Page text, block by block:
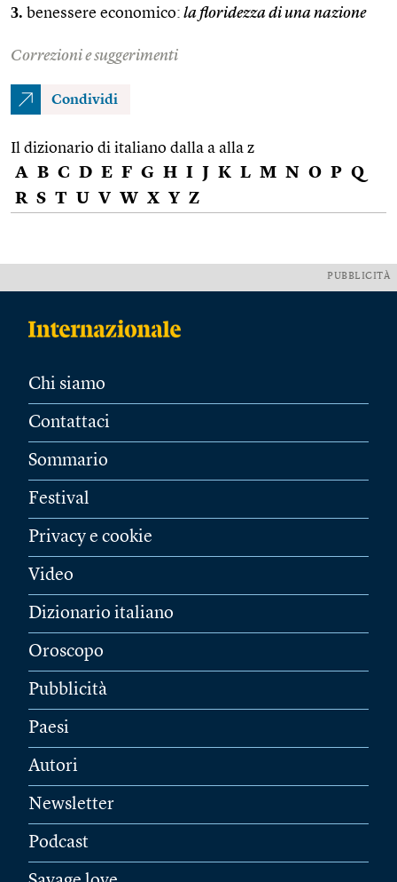
3. benessere economico: la floridezza di una nazione
Correzioni e suggerimenti
Condividi
Il dizionario di italiano dalla a alla z
A B C D E F G H I J K L M N O P Q
R S T U V W X Y Z
PUBBLICITÀ
Chi siamo
Contattaci
Sommario
Festival
Privacy e cookie
Video
Dizionario italiano
Oroscopo
Pubblicità
Paesi
Autori
Newsletter
Podcast